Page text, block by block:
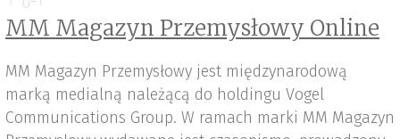
MM Magazyn Przemysłowy Online
MM Magazyn Przemysłowy jest międzynarodową
marką medialną należącą do holdingu Vogel
Communications Group. W ramach marki MM Magazyn